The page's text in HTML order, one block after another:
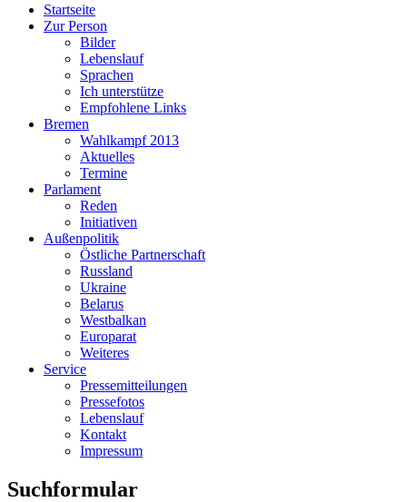
Startseite
Zur Person
Bilder
Lebenslauf
Sprachen
Ich unterstütze
Empfohlene Links
Bremen
Wahlkampf 2013
Aktuelles
Termine
Parlament
Reden
Initiativen
Außenpolitik
Östliche Partnerschaft
Russland
Ukraine
Belarus
Westbalkan
Europarat
Weiteres
Service
Pressemitteilungen
Pressefotos
Lebenslauf
Kontakt
Impressum
Suchformular